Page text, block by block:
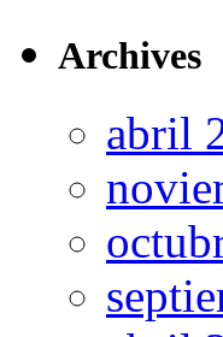
Archives
abril